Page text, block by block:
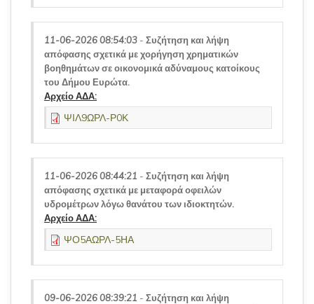
11-06-2026 08:54:03 - Συζήτηση και λήψη
απόφασης σχετικά με χορήγηση χρηματικών
βοηθημάτων σε οικονομικά αδύναμους κατοίκους
του Δήμου Ευρώτα.
Αρχείο ΑΔΑ:
ΨΙΛ9ΩΡΛ-Ρ0Κ
11-06-2026 08:44:21 - Συζήτηση και λήψη
απόφασης σχετικά με μεταφορά οφειλών
υδρομέτρων λόγω θανάτου των ιδιοκτητών.
Αρχείο ΑΔΑ:
ΨΟ5ΑΩΡΛ-5ΗΑ
09-06-2026 08:39:21 - Συζήτηση και λήψη